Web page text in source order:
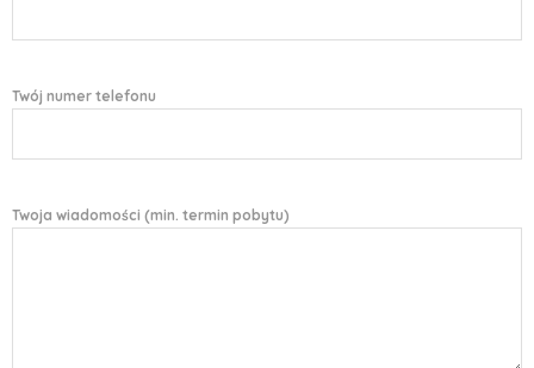
Twój numer telefonu
Twoja wiadomości (min. termin pobytu)